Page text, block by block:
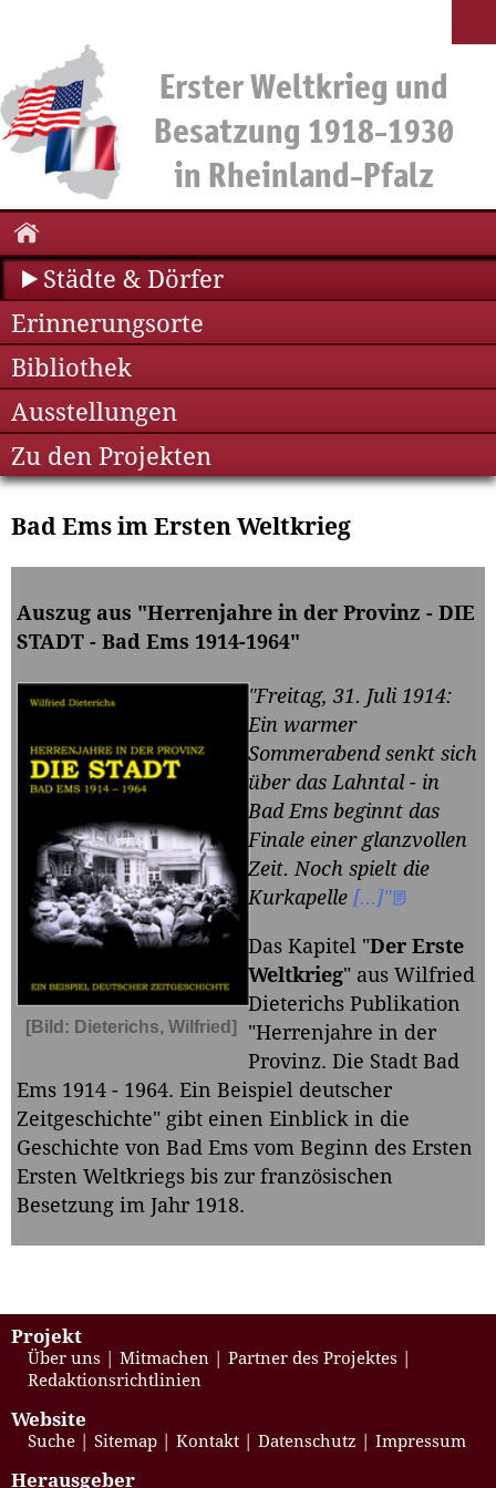
Städte & Dörfer
Erinnerungsorte
Bibliothek
Ausstellungen
Zu den Projekten
Bad Ems im Ersten Weltkrieg
Auszug aus "Herrenjahre in der Provinz - DIE
STADT - Bad Ems 1914-1964"
[Bild: Dieterichs, Wilfried]
"Freitag, 31. Juli 1914:
Ein warmer
Sommerabend senkt sich
über das Lahntal - in
Bad Ems beginnt das
Finale einer glanzvollen
Zeit. Noch spielt die
Kurkapelle [...]"
Das Kapitel "Der Erste
Weltkrieg" aus Wilfried
Dieterichs Publikation
"Herrenjahre in der
Provinz. Die Stadt Bad
Ems 1914 - 1964. Ein Beispiel deutscher
Zeitgeschichte" gibt einen Einblick in die
Geschichte von Bad Ems vom Beginn des Ersten
Ersten Weltkriegs bis zur französischen
Besetzung im Jahr 1918.
Projekt
Über uns Mitmachen
Partner des Projektes
Redaktionsrichtlinien
Website
Suche Sitemap Kontakt Datenschutz Impressum
Herausgeber